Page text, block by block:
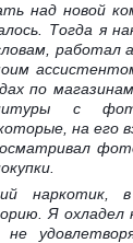
над новой
Тогда я
работал
по
с
на его
наркотик,
Я охладел